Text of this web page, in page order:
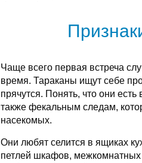
Чаще всего первая встреча
время. Тараканы ищут себе
прячутся. Понять, что они
также фекальным следам,
насекомых.
Они любят селится в ящиках
петлей шкафов, межкомнатных